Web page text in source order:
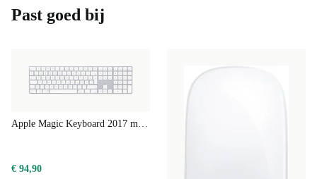
Past goed bij
Apple Magic Keyboard 2017 met numeriek toetsenblok
€ 94,90